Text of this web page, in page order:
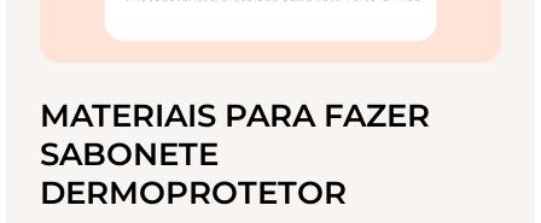
MATERIAIS PARA FAZER
SABONETE
DERMOPROTETOR